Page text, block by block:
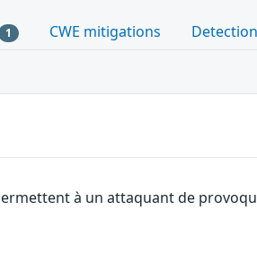
1 CWE mitigations
à un attaquant de